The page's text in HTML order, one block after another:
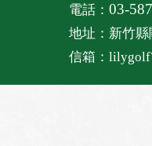
電話： 03-
地址：新竹
信箱：